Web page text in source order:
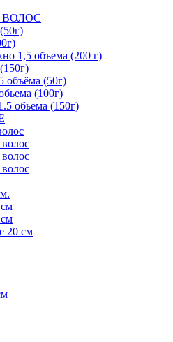
1,5 объема (200 г)
объёма (50г)
(100г)
обьема (150г)
20 см